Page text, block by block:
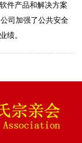
件产品和解决方案
司加强了公共安全
绩。